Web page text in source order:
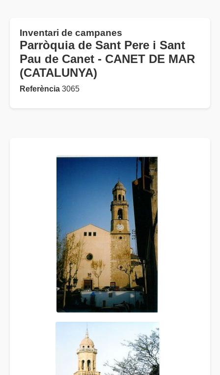
Inventari de campanes
Parròquia de Sant Pere i Sant
Pau de Canet - CANET DE MAR
(CATALUNYA)
Referència 3065